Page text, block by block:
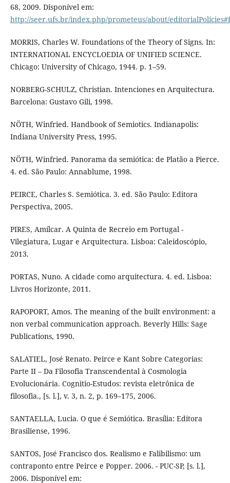
68, 2009. Disponível em:
http://seer.ufs.br/index.php/prometeus/about/
MORRIS, Charles W. Foundations of the Theory of Signs. In:
INTERNATIONAL ENCYCLOEDIA OF UNIFIED SCIENCE.
Chicago: University of Chicago, 1944. p. 1–59.
NORBERG-SCHULZ, Christian. Intenciones en Arquitectura.
Barcelona: Gustavo Gili, 1998.
NÖTH, Winfried. Handbook of Semiotics. Indianapolis:
Indiana University Press, 1995.
NÖTH, Winfried. Panorama da semiótica: de Platão a Pierce.
4. ed. São Paulo: Annablume, 1998.
PEIRCE, Charles S. Semiótica. 3. ed. São Paulo: Editora
Perspectiva, 2005.
PIRES, Amílcar. A Quinta de Recreio em Portugal -
Vilegiatura, Lugar e Arquitectura. Lisboa: Caleidoscópio,
2013.
PORTAS, Nuno. A cidade como arquitectura. 4. ed. Lisboa:
Livros Horizonte, 2011.
RAPOPORT, Amos. The meaning of the built environment: a
non verbal communication approach. Beverly Hills: Sage
Publications, 1990.
SALATIEL, José Renato. Peirce e Kant Sobre Categorias:
Parte II – Da Filosofia Transcendental à Cosmologia
Evolucionária. Cognitio-Estudos: revista eletrônica de
filosofia., [s. l.], v. 3, n. 2, p. 169–175, 2006.
SANTAELLA, Lucia. O que é Semiótica. Brasília: Editora
Brasiliense, 1996.
SANTOS, José Francisco dos. Realismo e Falibilismo: um
contraponto entre Peirce e Popper. 2006. - PUC-SP, [s. l.],
2006. Disponível em: